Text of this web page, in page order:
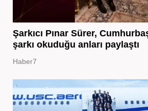
Şarkıcı Pınar Sürer,
şarkı okuduğu anları paylaştı
Haber7